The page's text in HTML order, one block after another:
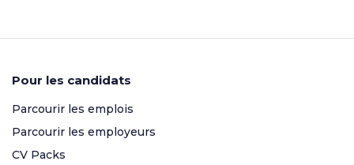
Pour les candidats
Parcourir les emplois
Parcourir les employeurs
CV Packs